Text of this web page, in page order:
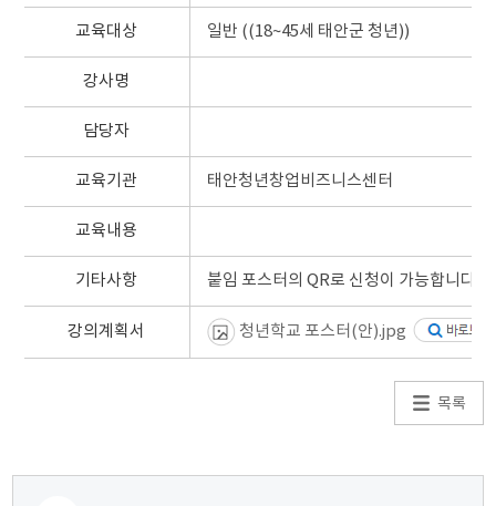
교육대상 일반 ((18~45세 태안군 청년))
강사명
담당자
교육기관 태안청년창업비즈니스센터
교육내용
기타사항 붙임 포스터의 QR로 신청이 가능합니다.
강의계획서 청년학교 포스터(안).jpg
목록